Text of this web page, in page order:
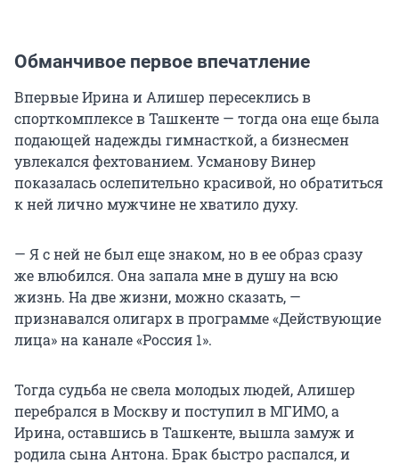
Обманчивое первое впечатление
Впервые Ирина и Алишер пересеклись в
спорткомплексе в Ташкенте — тогда она еще была
подающей надежды гимнасткой, а бизнесмен
увлекался фехтованием. Усманову Винер
показалась ослепительно красивой, но обратиться
к ней лично мужчине не хватило духу.
— Я с ней не был еще знаком, но в ее образ сразу
же влюбился. Она запала мне в душу на всю
жизнь. На две жизни, можно сказать, —
признавался олигарх в программе «Действующие
лица» на канале «Россия 1».
Тогда судьба не свела молодых людей, Алишер
перебрался в Москву и поступил в МГИМО, а
Ирина, оставшись в Ташкенте, вышла замуж и
родила сына Антона. Брак быстро распался, и